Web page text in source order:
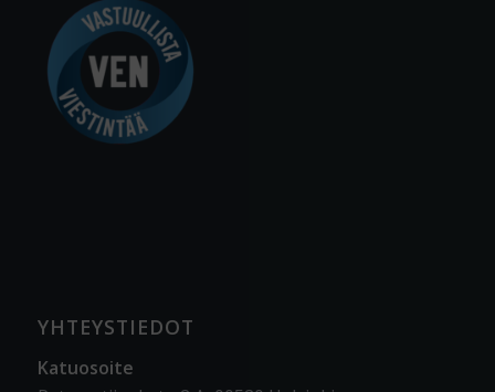
YHTEYSTIEDOT
Katuosoite